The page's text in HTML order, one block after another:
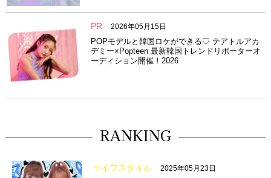
PR 2026年05月15日
POPモデルと韓国ロケができる♡ テアトルアカ
デミー×Popteen 最新韓国トレンドリポーターオ
ーディション開催！2026
RANKING
ライフスタイル 2025年05月23日